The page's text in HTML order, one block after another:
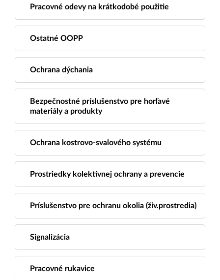
Pracovné odevy na krátkodobé použitie
Ostatné OOPP
Ochrana dýchania
Bezpečnostné príslušenstvo pre horľavé
materiály a produkty
Ochrana kostrovo-svalového systému
Prostriedky kolektívnej ochrany a prevencie
Príslušenstvo pre ochranu okolia (živ.prostredia)
Signalizácia
Pracovné rukavice